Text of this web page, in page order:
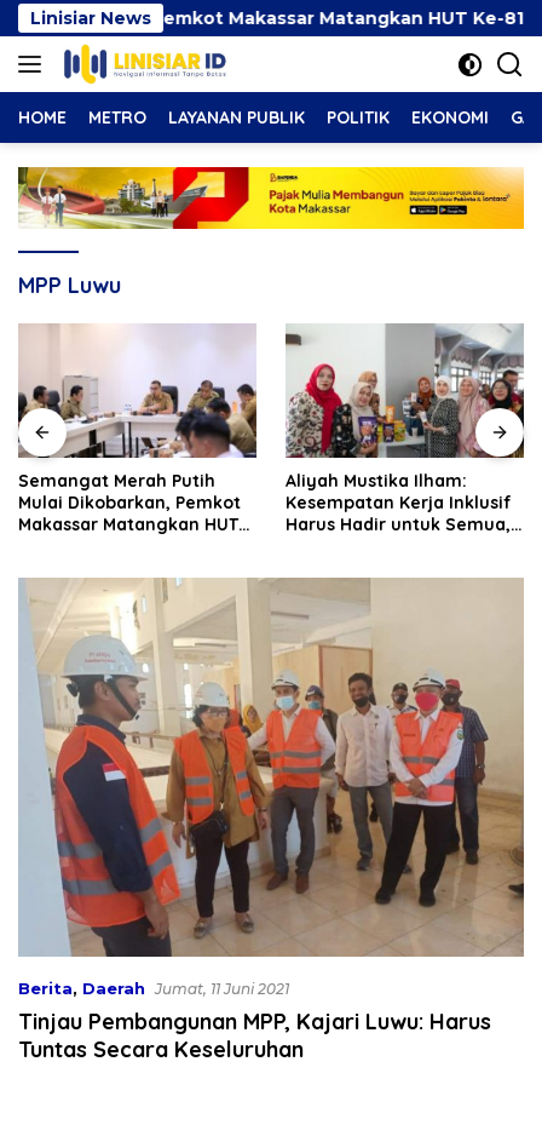
Langsung
ke
konten
Linisiar News
Pemkot Makassar Matangkan HUT Ke-81 RI
HOME METRO LAYANAN PUBLIK POLITIK EKONOMI
MPP Luwu
Semangat Merah Putih
Mulai Dikobarkan, Pemkot
Makassar Matangkan HUT
Aliyah Mustika Ilham:
Kesempatan Kerja Inklusif
Harus Hadir untuk Semua,
Berita, Daerah Jumat, 11 Juni 2021
Tinjau Pembangunan MPP, Kajari Luwu: Harus
Tuntas Secara Keseluruhan